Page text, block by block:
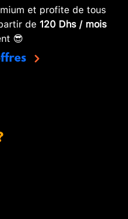
et profite de tous
de 120 Dhs / mois
😎